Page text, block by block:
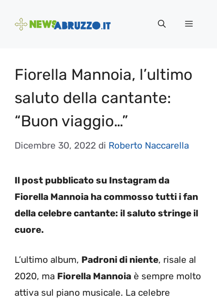
Menu
Fiorella Mannoia, l’ultimo
saluto della cantante:
“Buon viaggio…”
Dicembre 30, 2022 di Roberto Naccarella
Il post pubblicato su Instagram da
Fiorella Mannoia ha commosso tutti i fan
della celebre cantante: il saluto stringe il
cuore.
L’ultimo album, Padroni di niente, risale al
2020, ma Fiorella Mannoia è sempre molto
attiva sul piano musicale. La celebre